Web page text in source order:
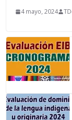
4 mayo, 2024